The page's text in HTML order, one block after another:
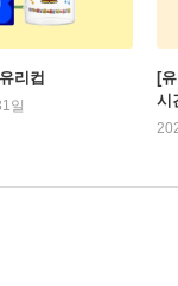
리컵
일
[
시